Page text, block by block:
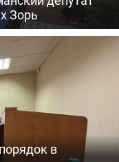
Зорь
в